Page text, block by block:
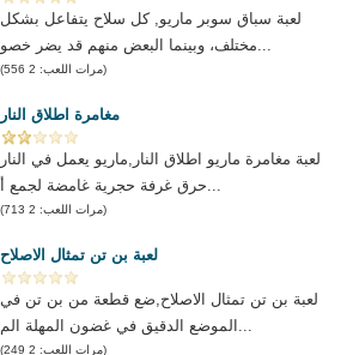
لعبة سباق سوبر ماريو, كل سلاح يتفاعل بشكل
(مرات اللعب: 2 556)
مغامرة اطلاق النار
لعبة مغامرة ماريو اطلاق النار,ماريو يعمل في النار
(مرات اللعب: 2 713)
لعبة بن تن تمثال الاصلاح
لعبة بن تن تمثال الاصلاح,ضع قطعة من بن تن في
(مرات اللعب: 2 249)